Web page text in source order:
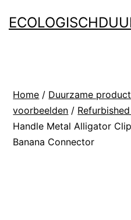
naar
Home / Duurzame
voorbeelden /
Handle Metal Alligator
Banana Connector